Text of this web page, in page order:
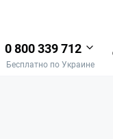
0 800 339 712
Бесплатно по Украине